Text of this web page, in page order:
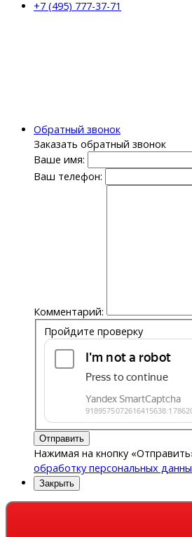
+7 (495) 777-37-71
Обратный звонок
Заказать обратный звонок
Ваше имя:
Ваш телефон:
Комментарий:
Пройдите проверку
Отправить
Нажимая на кнопку
обработку персональных
Закрыть